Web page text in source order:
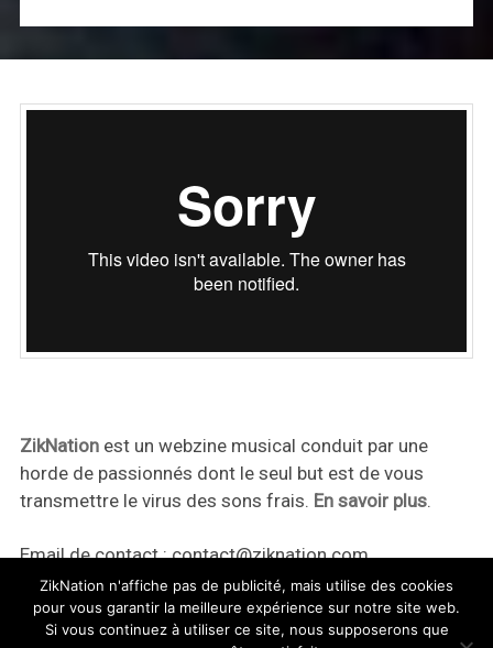
ZikNationest un webzine musical conduit par une
horde de passionnés dont le seul but est de vous
transmettre le virus des sons frais. En savoir plus.
Email de contact :contact@ziknation.com
ZikNation n'affiche pas de publicité, mais utilise des cookies
pour vous garantir la meilleure expérience sur notre site web.
Si vous continuez à utiliser ce site, nous supposerons que